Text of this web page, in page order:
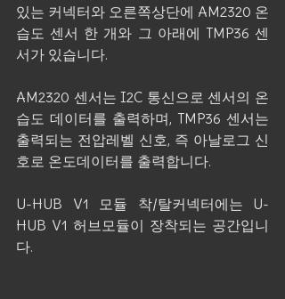
있는 커넥터와 오른쪽상단에 AM2320 온
습도 센서 한 개와 그 아래에 TMP36 센
서가 있습니다.
AM2320 센서는 I2C 통신으로 센서의 온
습도 데이터를 출력하며, TMP36 센서는
출력되는 전압레벨 신호, 즉 아날로그 신
호로 온도데이터를 출력합니다.
U-HUB V1 모듈 착/탈커넥터에는 U-
HUB V1 허브모듈이 장착되는 공간입니
다.